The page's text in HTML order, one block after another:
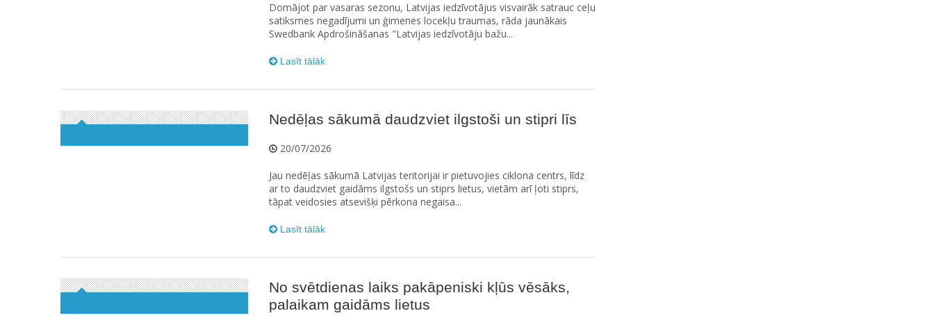
Domājot par vasaras sezonu, Latvijas iedzīvotājus visvairāk satrauc ceļu
satiksmes negadījumi un ģimenes locekļu traumas, rāda jaunākais
Swedbank Apdrošināšanas "Latvijas iedzīvotāju bažu...
Lasīt tālāk
Nedēļas sākumā daudzviet ilgstoši un stipri līs
20/07/2026
Jau nedēļas sākumā Latvijas teritorijai ir pietuvojies ciklona centrs, līdz
ar to daudzviet gaidāms ilgstošs un stiprs lietus, vietām arī ļoti stiprs,
tāpat veidosies atsevišķi pērkona negaisa...
Lasīt tālāk
No svētdienas laiks pakāpeniski kļūs vēsāks,
palaikam gaidāms lietus